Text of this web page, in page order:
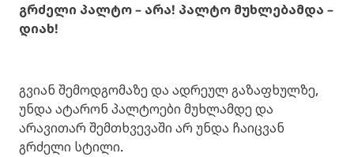
გრძელი პალტო – არა! პალტო მუხლებამდა –
დიახ!
გვიან შემოდგომაზე და ადრეულ გაზაფხულზე,
უნდა ატარონ პალტოები მუხლამდე და
არავითარ შემთხვევაში არ უნდა ჩაიცვან
გრძელი სტილი.